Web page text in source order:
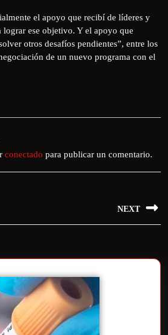
el apoyo que recibí de líderes y
lograr ese objetivo. Y el apoyo que
otros desafíos pendientes”, entre los
de un nuevo programa con el
conectado para publicar un comentario.
NEXT